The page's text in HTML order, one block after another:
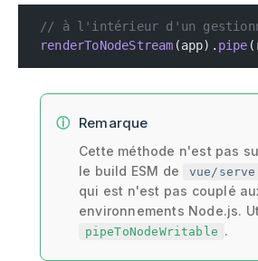
// à l'intérieur d'un
renderToNodeStream (app). pipe
Remarque
Cette méthode n'est pas
le build ESM de
vue/
qui est n'est pas couplé
environnements Node.js.
pipeToNodeWritable .